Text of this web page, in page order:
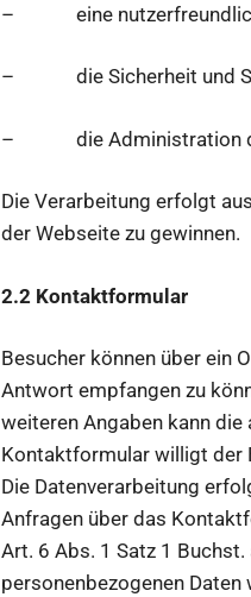
– eine nutzerfreundliche
– die Sicherheit und
– die Administration der
Die Verarbeitung erfolgt
der Webseite zu gewinnen.
2.2 Kontaktformular
Besucher können über ein
Antwort empfangen zu
weiteren Angaben kann
Kontaktformular willigt der
Die Datenverarbeitung
Anfragen über das
Art. 6 Abs. 1 Satz 1
personenbezogenen